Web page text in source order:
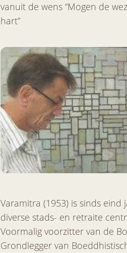
vanuit de wens “Mogen de
hart”
Varamitra (1953) is sinds
diverse stads- en retraite
Voormalig voorzitter van de
Grondlegger van